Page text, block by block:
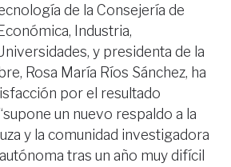
de la Consejería de
Industria,
y presidenta de la
Rosa María Ríos Sánchez, ha
por el resultado
un nuevo respaldo a la
y la comunidad investigadora
tras un año muy difícil